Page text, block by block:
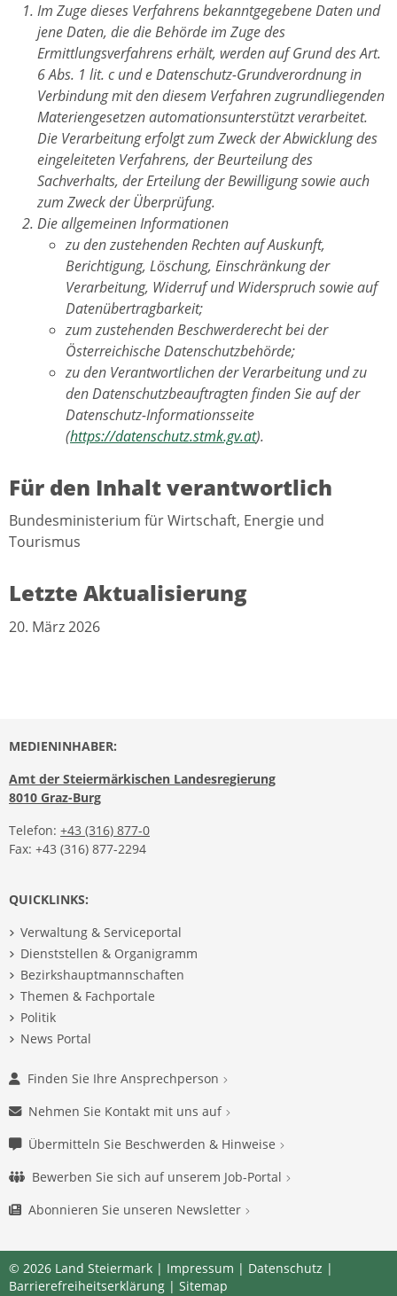
Im Zuge dieses Verfahrens bekanntgegebene Daten und
jene Daten, die die Behörde im Zuge des
Ermittlungsverfahrens erhält, werden auf Grund des Art.
6 Abs. 1 lit. c und e Datenschutz-Grundverordnung in
Verbindung mit den diesem Verfahren zugrundliegenden
Materiengesetzen automationsunterstützt verarbeitet.
Die Verarbeitung erfolgt zum Zweck der Abwicklung des
eingeleiteten Verfahrens, der Beurteilung des
Sachverhalts, der Erteilung der Bewilligung sowie auch
zum Zweck der Überprüfung.
Die allgemeinen Informationen
zu den zustehenden Rechten auf Auskunft,
Berichtigung, Löschung, Einschränkung der
Verarbeitung, Widerruf und Widerspruch sowie auf
Datenübertragbarkeit;
zum zustehenden Beschwerderecht bei der
Österreichische Datenschutzbehörde;
zu den Verantwortlichen der Verarbeitung und zu
den Datenschutzbeauftragten finden Sie auf der
Datenschutz-Informationsseite
(https://datenschutz.stmk.gv.at).
Für den Inhalt verantwortlich
Bundesministerium für Wirtschaft, Energie und
Tourismus
Letzte Aktualisierung
20. März 2026
MEDIENINHABER:
Amt der Steiermärkischen Landesregierung
8010 Graz-Burg
Telefon: +43 (316) 877-0
Fax: +43 (316) 877-2294
QUICKLINKS:
Verwaltung & Serviceportal
Dienststellen & Organigramm
Bezirkshauptmannschaften
Themen & Fachportale
Politik
News Portal
Finden Sie Ihre Ansprechperson
Nehmen Sie Kontakt mit uns auf
Übermitteln Sie Beschwerden & Hinweise
Bewerben Sie sich auf unserem Job-Portal
Abonnieren Sie unseren Newsletter
© 2026 Land Steiermark | Impressum | Datenschutz |
Barrierefreiheitserklärung | Sitemap